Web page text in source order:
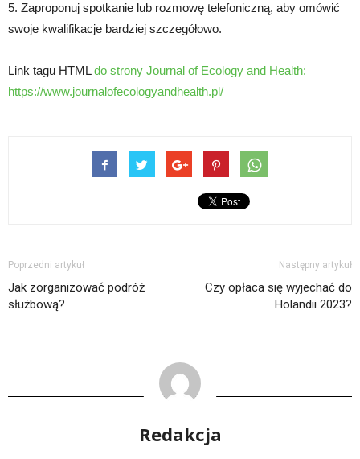
5. Zaproponuj spotkanie lub rozmowę telefoniczną, aby omówić
swoje kwalifikacje bardziej szczegółowo.
Link tagu HTMLdo strony Journal of Ecology and Health:
https://www.journalofecologyandhealth.pl/
Poprzedni artykuł
Jak zorganizować podróż
służbową?
Następny artykuł
Czy opłaca się wyjechać do
Holandii 2023?
Redakcja